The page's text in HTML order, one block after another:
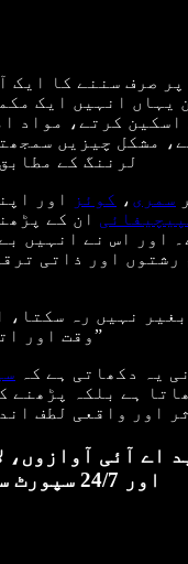
پر صرف سننے کا ایک
یہاں انہیں ایک
کرتے، مواد
مشکل چیزیں
لرننگ کے
سمری ، کوئز
اور
ان کے
اور اس نے انہیں
رشتوں اور ذاتی
وقت اور اتنی لرننگ دی ہے۔”
یہ دکھاتی ہے کہ
ہے بلکہ پڑھنے
اور واقعی لطف
اے آئی آوازوں،
اور 24/7 سپورٹ سے لطف اٹھائیں